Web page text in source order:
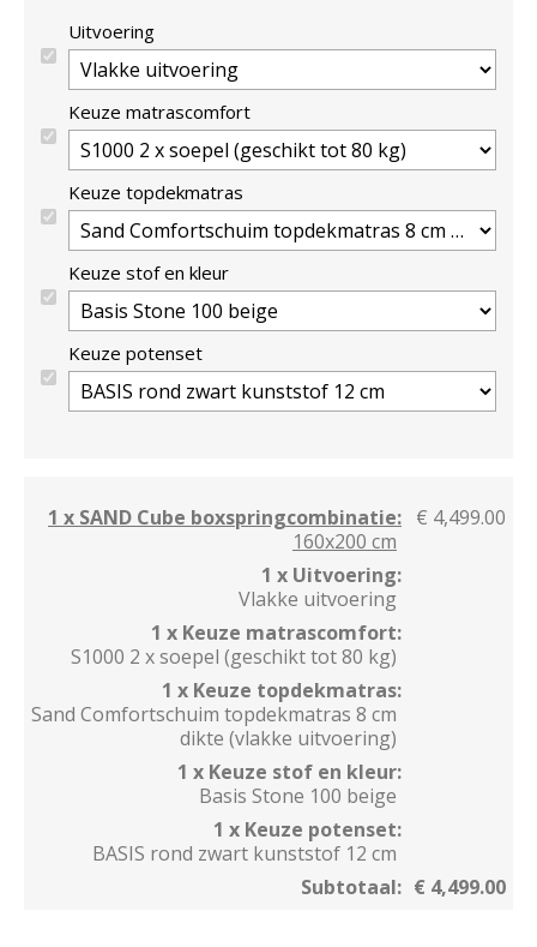
Uitvoering
Keuze matrascomfort
Keuze topdekmatras
Keuze stof en kleur
Keuze potenset
1 x SAND Cube boxspringcombinatie:
160x200 cm
€ 4,499.00
1 x Uitvoering:
Vlakke uitvoering
1 x Keuze matrascomfort:
S1000 2 x soepel (geschikt tot 80 kg)
1 x Keuze topdekmatras:
Sand Comfortschuim topdekmatras 8 cm
dikte (vlakke uitvoering)
1 x Keuze stof en kleur:
Basis Stone 100 beige
1 x Keuze potenset:
BASIS rond zwart kunststof 12 cm
Subtotaal: € 4,499.00